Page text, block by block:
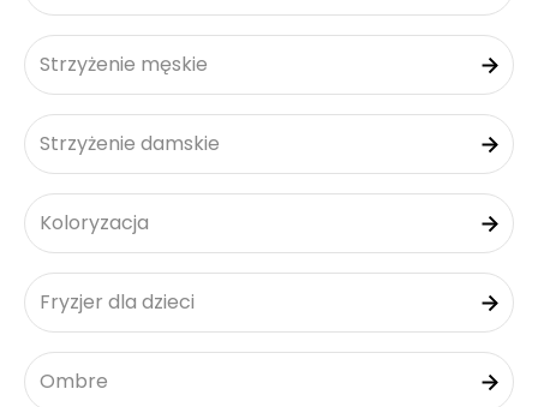
Strzyżenie męskie
Strzyżenie damskie
Koloryzacja
Fryzjer dla dzieci
Ombre